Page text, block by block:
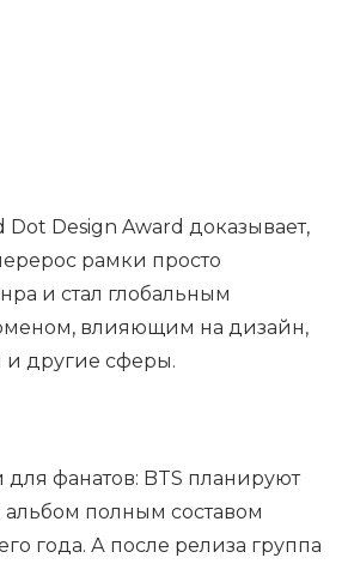
Dot Design Award доказывает,
рамки просто
и стал глобальным
влияющим на дизайн,
и другие сферы.
фанатов: BTS планируют
полным составом
года. А после релиза группа